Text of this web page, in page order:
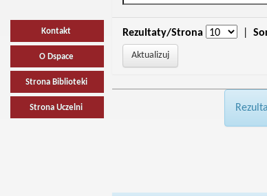
Kontakt
O Dspace
Strona Biblioteki
Strona Uczelni
Rezultaty/Strona